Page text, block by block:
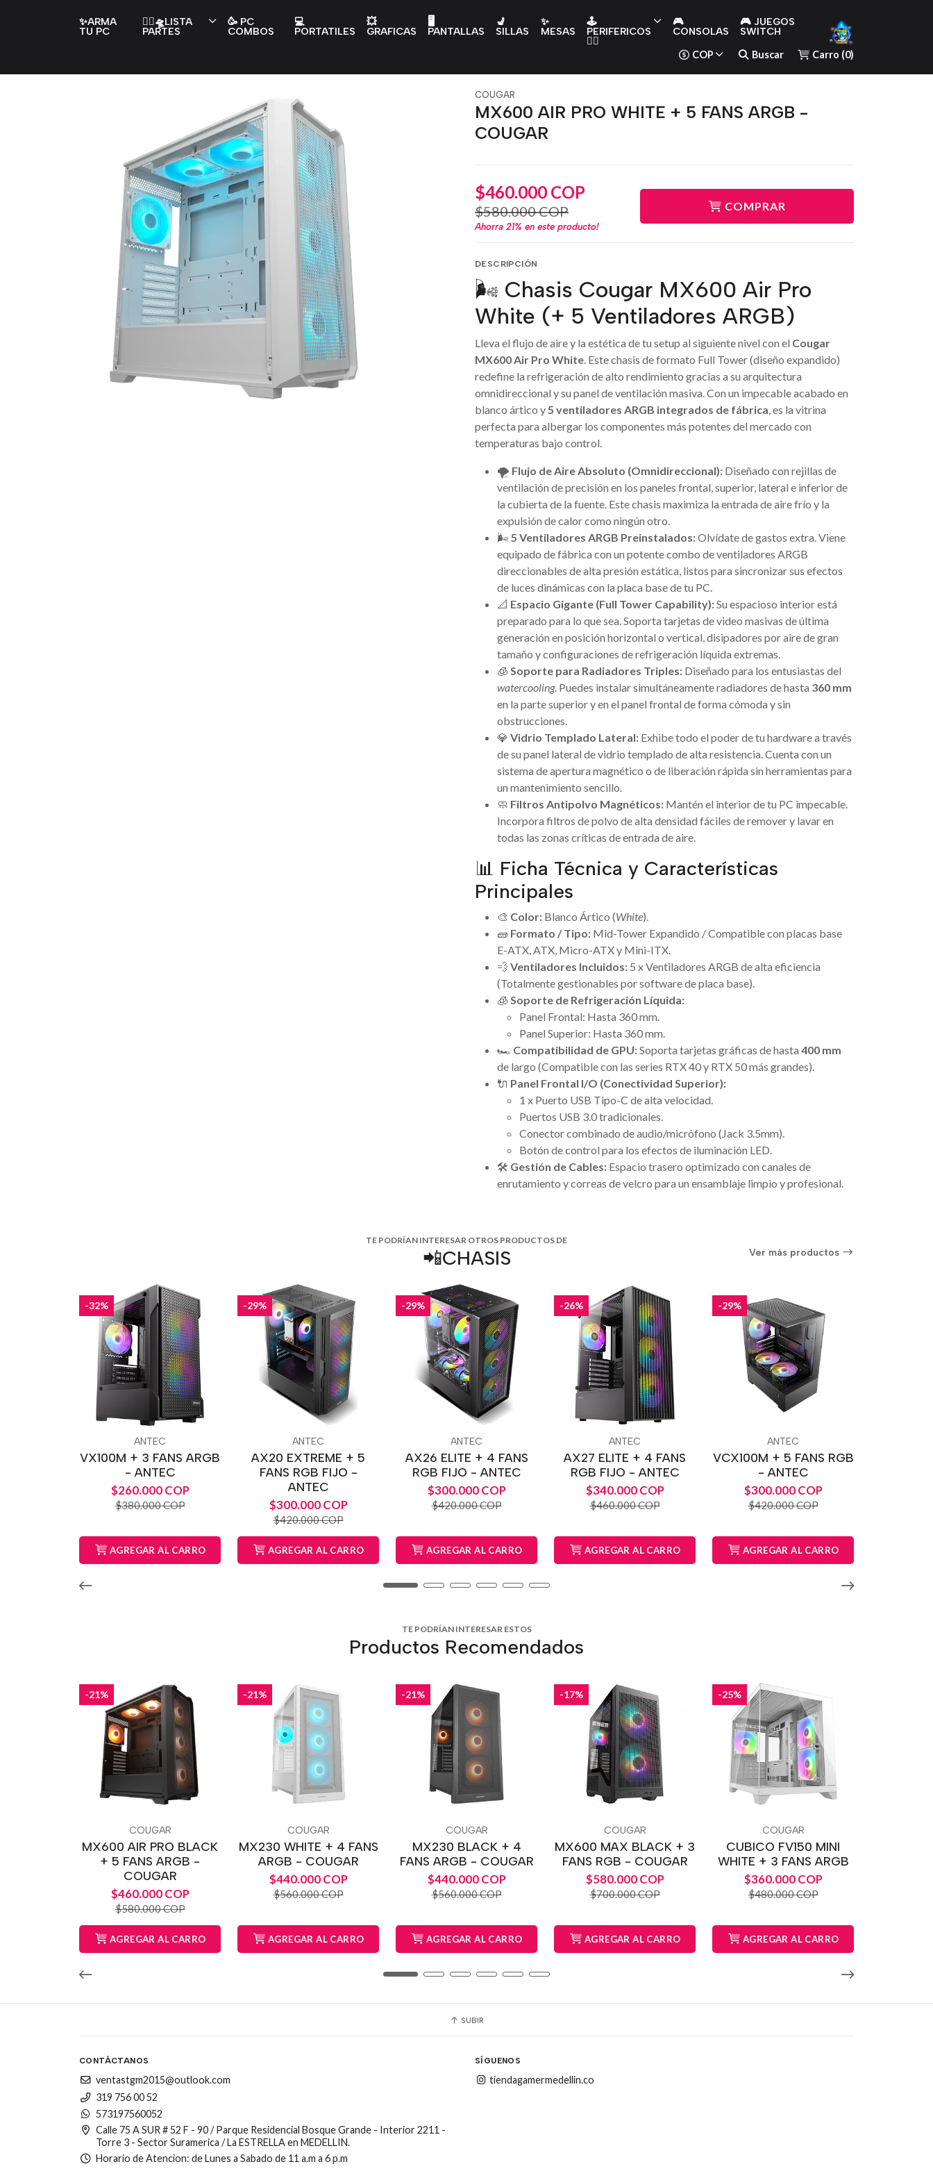
✨ARMA
TU PC
👇🏻🛸LISTA
PARTES
🥳 PC
COMBOS
💻
PORTATILES
💥
GRAFICAS
🖥️
PANTALLAS
💺
SILLAS
✨
MESAS
🕹️
PERIFERICOS
👇🏻
🎮
CONSOLAS
🎮 JUEGOS
SWITCH
COP Buscar Carro (0)
COUGAR
MX600 AIR PRO WHITE + 5 FANS ARGB -
COUGAR
$460.000 COP
$580.000 COP
Ahorra 21% en este producto!
COMPRAR
DESCRIPCIÓN
🌬️ Chasis Cougar MX600 Air Pro
White (+ 5 Ventiladores ARGB)
Lleva el flujo de aire y la estética de tu setup al siguiente nivel con el Cougar
MX600 Air Pro White . Este chasis de formato Full Tower (diseño expandido)
redefine la refrigeración de alto rendimiento gracias a su arquitectura
omnidireccional y su panel de ventilación masiva. Con un impecable acabado en
blanco ártico y 5 ventiladores ARGB integrados de fábrica , es la vitrina
perfecta para albergar los componentes más potentes del mercado con
temperaturas bajo control.
🌪️ Flujo de Aire Absoluto (Omnidireccional): Diseñado con rejillas de
ventilación de precisión en los paneles frontal, superior, lateral e inferior de
la cubierta de la fuente. Este chasis maximiza la entrada de aire frío y la
expulsión de calor como ningún otro.
🌬️ 5 Ventiladores ARGB Preinstalados:Olvídate de gastos extra. Viene
equipado de fábrica con un potente combo de ventiladores ARGB
direccionables de alta presión estática, listos para sincronizar sus efectos
de luces dinámicas con la placa base de tu PC.
📐 Espacio Gigante (Full Tower Capability):Su espacioso interior está
preparado para lo que sea. Soporta tarjetas de video masivas de última
generación en posición horizontal o vertical, disipadores por aire de gran
tamaño y configuraciones de refrigeración líquida extremas.
🧊 Soporte para Radiadores Triples: Diseñado para los entusiastas del
watercooling. Puedes instalar simultáneamente radiadores de hasta 360 mm
en la parte superior y en el panel frontal de forma cómoda y sin
obstrucciones.
💎 Vidrio Templado Lateral: Exhibe todo el poder de tu hardware a través
de su panel lateral de vidrio templado de alta resistencia. Cuenta con un
sistema de apertura magnético o de liberación rápida sin herramientas para
un mantenimiento sencillo.
🧼 Filtros Antipolvo Magnéticos: Mantén el interior de tu PC impecable.
Incorpora filtros de polvo de alta densidad fáciles de remover y lavar en
todas las zonas críticas de entrada de aire.
📊 Ficha Técnica y Características
Principales
🎨 Color: Blanco Ártico (White).
🧱 Formato / Tipo: Mid-Tower Expandido / Compatible con placas base
E-ATX, ATX, Micro-ATX y Mini-ITX.
💨 Ventiladores Incluidos: 5 x Ventiladores ARGB de alta eficiencia
(Totalmente gestionables por software de placa base).
🧊 Soporte de Refrigeración Líquida:
Panel Frontal: Hasta 360 mm.
Panel Superior: Hasta 360 mm.
🏎️ Compatibilidad de GPU:Soporta tarjetas gráficas de hasta 400 mm
de largo (Compatible con las series RTX 40 y RTX 50 más grandes).
🔌 Panel Frontal I/O (Conectividad Superior):
1 x Puerto USB Tipo-C de alta velocidad.
Puertos USB 3.0 tradicionales.
Conector combinado de audio/micrófono (Jack 3.5mm).
Botón de control para los efectos de iluminación LED.
🛠️ Gestión de Cables: Espacio trasero optimizado con canales de
enrutamiento y correas de velcro para un ensamblaje limpio y profesional.
TE PODRÍAN INTERESAR OTROS PRODUCTOS DE
📲CHASIS Ver más productos
-32%
ANTEC
VX100M + 3 FANS ARGB
- ANTEC
$260.000 COP
$380.000 COP
AGREGAR AL CARRO
-29%
ANTEC
AX20 EXTREME + 5
FANS RGB FIJO -
ANTEC
$300.000 COP
$420.000 COP
AGREGAR AL CARRO
-29%
ANTEC
AX26 ELITE + 4 FANS
RGB FIJO - ANTEC
$300.000 COP
$420.000 COP
AGREGAR AL CARRO
-26%
ANTEC
AX27 ELITE + 4 FANS
RGB FIJO - ANTEC
$340.000 COP
$460.000 COP
AGREGAR AL CARRO
-29%
ANTEC
VCX100M + 5 FANS RGB
- ANTEC
$300.000 COP
$420.000 COP
AGREGAR AL CARRO
TE PODRÍAN INTERESAR ESTOS
Productos Recomendados
-21%
COUGAR
MX600 AIR PRO BLACK
+ 5 FANS ARGB -
COUGAR
$460.000 COP
$580.000 COP
AGREGAR AL CARRO
-21%
COUGAR
MX230 WHITE + 4 FANS
ARGB - COUGAR
$440.000 COP
$560.000 COP
AGREGAR AL CARRO
-21%
COUGAR
MX230 BLACK + 4
FANS ARGB - COUGAR
$440.000 COP
$560.000 COP
AGREGAR AL CARRO
-17%
COUGAR
MX600 MAX BLACK + 3
FANS RGB - COUGAR
$580.000 COP
$700.000 COP
AGREGAR AL CARRO
-25%
COUGAR
CUBICO FV150 MINI
WHITE + 3 FANS ARGB
$360.000 COP
$480.000 COP
AGREGAR AL CARRO
SUBIR
CONTÁCTANOS
ventastgm2015@outlook.com
319 756 00 52
573197560052
Calle 75 A SUR # 52 F - 90 / Parque Residencial Bosque Grande - Interior 2211 -
Torre 3 - Sector Suramerica / La ESTRELLA en MEDELLIN.
Horario de Atencion: de Lunes a Sabado de 11 a.m a 6 p.m
SÍGUENOS
tiendagamermedellin.co